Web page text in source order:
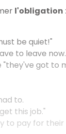
l'obligation :
be quiet!"
to leave
got to
to.
this job."
to pay for their